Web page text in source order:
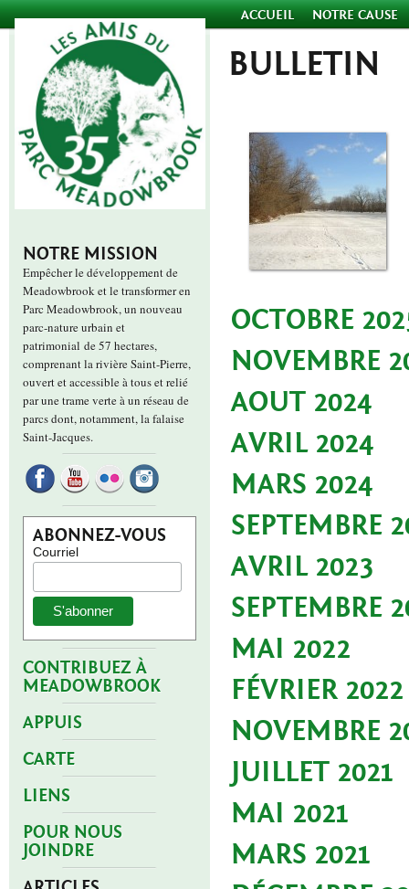
ACCUEIL NOTRE CAUSE
NOTRE MISSION
Empêcher le développement de
Meadowbrook et le transformer en
Parc Meadowbrook, un nouveau
parc-nature urbain et
patrimonial de 57 hectares,
comprenant la rivière Saint-Pierre,
ouvert et accessible à tous et relié
par une trame verte à un réseau de
parcs dont, notamment, la falaise
Saint-Jacques.
ABONNEZ-VOUS
Courriel
CONTRIBUEZ À
MEADOWBROOK
APPUIS
CARTE
LIENS
POUR NOUS
JOINDRE
BULLETIN
OCTOBRE
NOVEMBRE
AOUT 2024
AVRIL 2024
MARS 2024
SEPTEMBRE
AVRIL 2023
SEPTEMBRE
MAI 2022
FÉVRIER 2022
NOVEMBRE
JUILLET 2021
MAI 2021
MARS 2021